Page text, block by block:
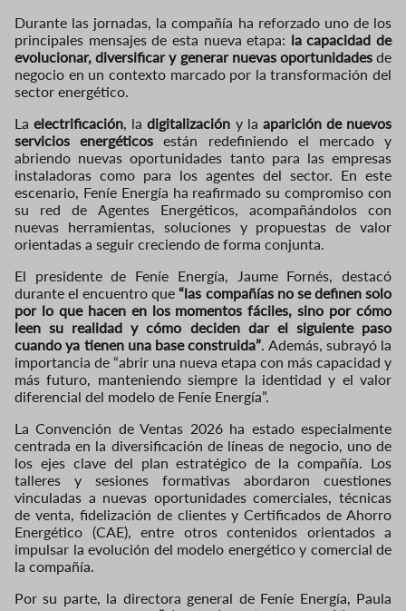
Durante las jornadas, la compañía ha reforzado uno de los
principales mensajes de esta nueva etapa: la capacidad de
evolucionar, diversificar y generar nuevas oportunidades de
negocio en un contexto marcado por la transformación del
sector energético.
Laelectrificación , ladigitalización y la aparición de nuevos
servicios energéticos están redefiniendo el mercado y
abriendo nuevas oportunidades tanto para las empresas
instaladoras como para los agentes del sector. En este
escenario, Feníe Energía ha reafirmado su compromiso con
su red de Agentes Energéticos, acompañándolos con
nuevas herramientas, soluciones y propuestas de valor
orientadas a seguir creciendo de forma conjunta.
El presidente de Feníe Energía, Jaume Fornés, destacó
durante el encuentro que “las compañías no se definen solo
por lo que hacen en los momentos fáciles, sino por cómo
leen su realidad y cómo deciden dar el siguiente paso
cuando ya tienen una base construida” . Además, subrayó la
importancia de “abrir una nueva etapa con más capacidad y
más futuro, manteniendo siempre la identidad y el valor
diferencial del modelo de Feníe Energía”.
La Convención de Ventas 2026 ha estado especialmente
centrada en la diversificación de líneas de negocio, uno de
los ejes clave del plan estratégico de la compañía. Los
talleres y sesiones formativas abordaron cuestiones
vinculadas a nuevas oportunidades comerciales, técnicas
de venta, fidelización de clientes y Certificados de Ahorro
Energético (CAE), entre otros contenidos orientados a
impulsar la evolución del modelo energético y comercial de
la compañía.
Por su parte, la directora general de Feníe Energía, Paula